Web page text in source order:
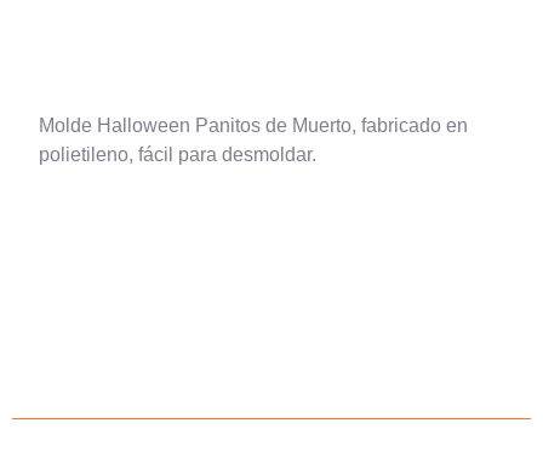
Molde Halloween Panitos de Muerto, fabricado en
polietileno, fácil para desmoldar.